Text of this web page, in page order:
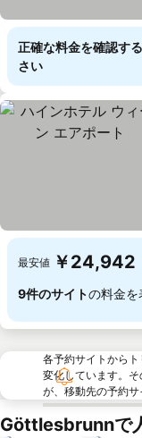
正確な料金を確認す
さい
最安値 ￥24,942
9件のサイトの料金を
各予約サイトから
変化しています。
が、移動先の予約サ
Göttlesbrunnで